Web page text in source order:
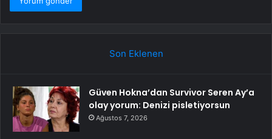
Son Eklenen
Güven Hokna’dan Survivor Seren Ay’a
olay yorum: Denizi pisletiyorsun
Ağustos 7, 2026